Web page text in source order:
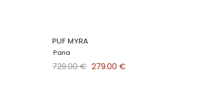
PUF MYRA
Pana
729.00 € 279.00 €